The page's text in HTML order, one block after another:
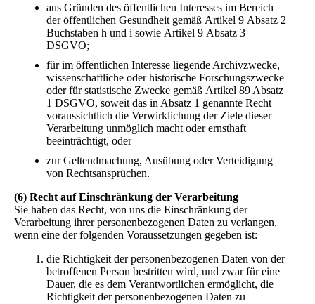
aus Gründen des öffentlichen Interesses im Bereich
der öffentlichen Gesundheit gemäß Artikel 9 Absatz 2
Buchstaben h und i sowie Artikel 9 Absatz 3
DSGVO;
für im öffentlichen Interesse liegende Archivzwecke,
wissenschaftliche oder historische Forschungszwecke
oder für statistische Zwecke gemäß Artikel 89 Absatz
1 DSGVO, soweit das in Absatz 1 genannte Recht
voraussichtlich die Verwirklichung der Ziele dieser
Verarbeitung unmöglich macht oder ernsthaft
beeinträchtigt, oder
zur Geltendmachung, Ausübung oder Verteidigung
von Rechtsansprüchen.
(6) Recht auf Einschränkung der Verarbeitung
Sie haben das Recht, von uns die Einschränkung der
Verarbeitung ihrer personenbezogenen Daten zu verlangen,
wenn eine der folgenden Voraussetzungen gegeben ist:
die Richtigkeit der personenbezogenen Daten von der
betroffenen Person bestritten wird, und zwar für eine
Dauer, die es dem Verantwortlichen ermöglicht, die
Richtigkeit der personenbezogenen Daten zu